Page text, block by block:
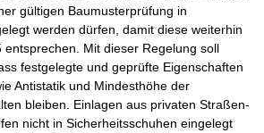
gültigen Baumusterprüfung in
werden dürfen, damit diese weiterhin
entsprechen. Mit dieser Regelung soll
festgelegte und geprüfte Eigenschaften
Antistatik und Mindesthöhe der
bleiben. Einlagen aus privaten Straßen-
nicht in Sicherheitsschuhen eingelegt